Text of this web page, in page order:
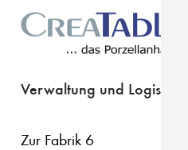
Verwaltung und Logistik
Zur Fabrik 6